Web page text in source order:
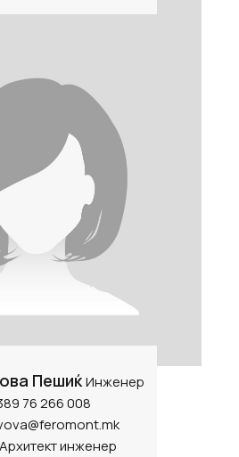
ПешиќИнженер
76 266 008
инженер